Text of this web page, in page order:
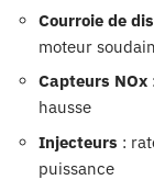
Courroie de
moteur
Capteurs NOx
hausse
Injecteurs :
puissance